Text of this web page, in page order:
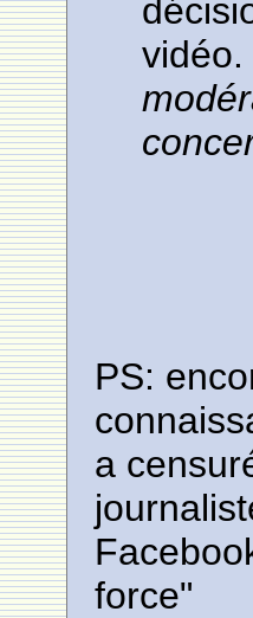
vidéo.
PS:
a
force"